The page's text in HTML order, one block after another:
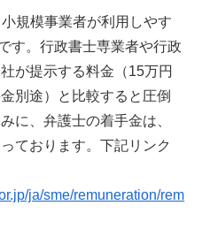
規模事業者が利用しやす
す。行政書士専業者や行政
が提示する料金（15万円
別途）と比較すると圧倒
に、弁護士の着手金は、
ております。下記リンク
ja/sme/remuneration/rem